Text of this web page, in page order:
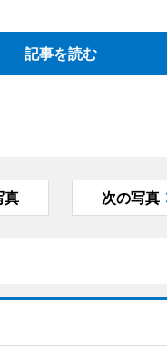
記事を読む
真 次の写真